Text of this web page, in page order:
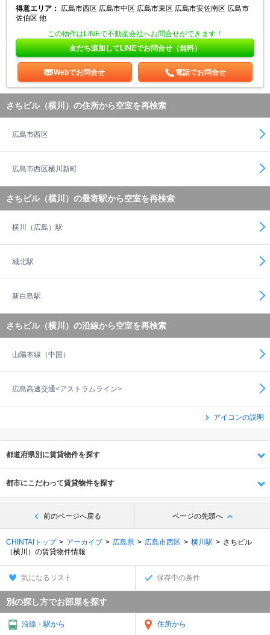
得意エリア：
広島市西区 広島市中区 広島市東区 広島市安佐南区 広島市
佐伯区 他
この物件はLINEで不動産会社へお問合せができます！
友だち追加してLINEでお問合せ（無料）
Webでお問合せ 電話でお問合せ
さちビル（横川）の住所から空室を再検索
広島市西区
広島市西区横川新町
さちビル（横川）の最寄駅から空室を再検索
横川（広島）駅
城北駅
新白島駅
さちビル（横川）の沿線から空室を再検索
山陽本線（中国）
広島高速交通<アストラムライン>
アイコンの説明
都道府県別に賃貸物件を探す
都市にこだわって賃貸物件を探す
前のページへ戻る ページの先頭へ
CHINTAIトップ アーカイブ 広島県 広島市西区 横川駅
さちビル
（横川）の賃貸物件情報
気になるリスト 保存中の条件
別の探し方でお部屋を探す
沿線・駅から 住所から